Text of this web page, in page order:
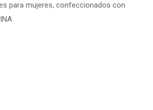
para mujeres, confeccionados con